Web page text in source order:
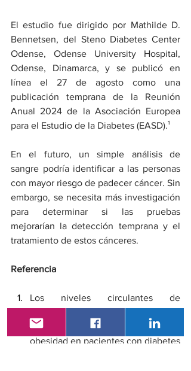
El estudio fue dirigido por Mathilde D.
Bennetsen, del Steno Diabetes Center
Odense, Odense University Hospital,
Odense, Dinamarca, y se publicó en
línea el 27 de agosto como una
publicación temprana de la Reunión
Anual 2024 de la Asociación Europea
para el Estudio de la Diabetes (EASD).¹
En el futuro, un simple análisis de
sangre podría identificar a las personas
con mayor riesgo de padecer cáncer. Sin
embargo, se necesita más investigación
para determinar si las pruebas
mejorarían la detección temprana y el
tratamiento de estos cánceres.
Referencia
Los niveles circulantes de
cánceres relacionados con la
obesidad en pacientes con diabetes